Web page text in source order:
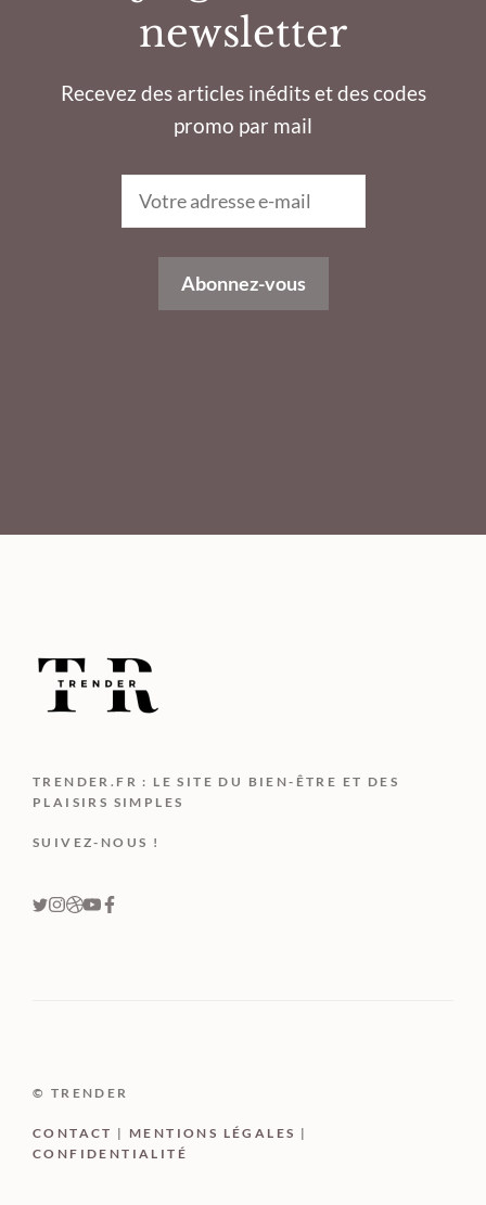
newsletter
Recevez des articles inédits et des codes
promo par mail
TRENDER.FR : LE SITE DU BIEN-ÊTRE ET DES
PLAISIRS SIMPLES
SUIVEZ-NOUS !
© TRENDER
CONTACT | MENTIONS LÉGALES |
CONFIDENTIALITÉ